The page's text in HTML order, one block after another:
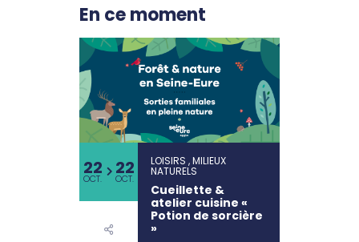
En ce moment
22
OCT. 22
OCT.
LOISIRS , MILIEUX
NATURELS
Cueillette &
atelier cuisine «
Potion de sorcière
»